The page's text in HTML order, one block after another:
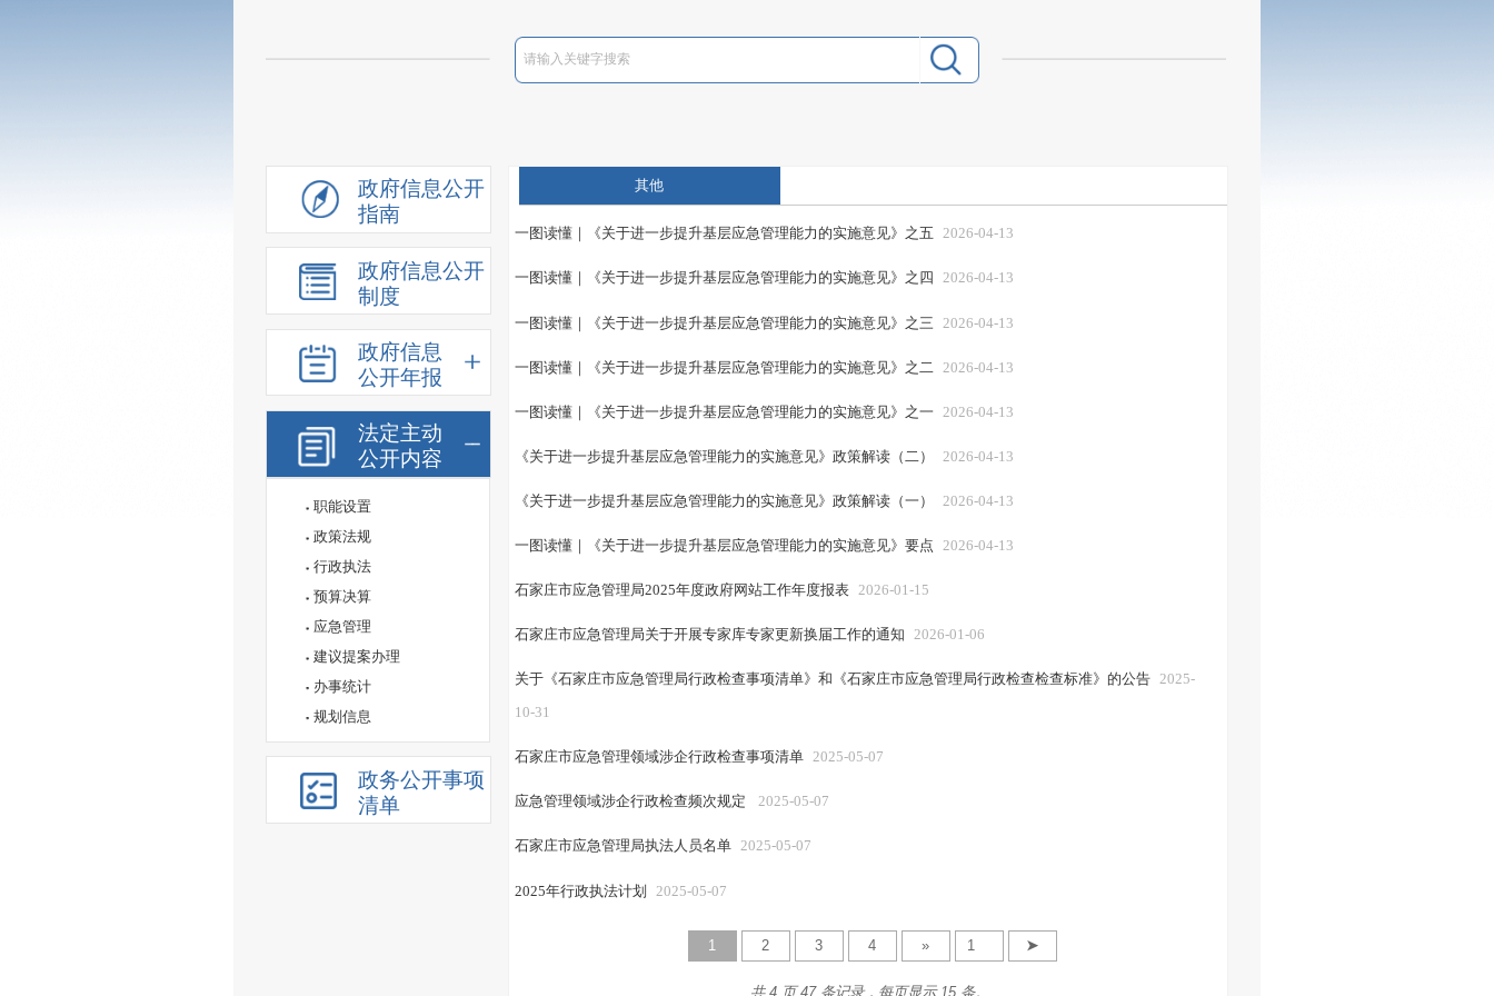
政府信息公开
指南
政府信息公开
制度
政府信息
公开年报
法定主动
公开内容
职能设置
政策法规
行政执法
预算决算
应急管理
建议提案办理
办事统计
规划信息
政务公开事项
清单
其他
一图读懂｜《关于进一步提升基层应急管理能力的实施意见》之五 2026-04-13
一图读懂｜《关于进一步提升基层应急管理能力的实施意见》之四 2026-04-13
一图读懂｜《关于进一步提升基层应急管理能力的实施意见》之三 2026-04-13
一图读懂｜《关于进一步提升基层应急管理能力的实施意见》之二 2026-04-13
一图读懂｜《关于进一步提升基层应急管理能力的实施意见》之一 2026-04-13
《关于进一步提升基层应急管理能力的实施意见》政策解读（二） 2026-04-13
《关于进一步提升基层应急管理能力的实施意见》政策解读（一） 2026-04-13
一图读懂｜《关于进一步提升基层应急管理能力的实施意见》要点 2026-04-13
石家庄市应急管理局2025年度政府网站工作年度报表 2026-01-15
石家庄市应急管理局关于开展专家库专家更新换届工作的通知 2026-01-06
关于《石家庄市应急管理局行政检查事项清单》和《石家庄市应急管理局行政检查检查标准》的公告 2025-
10-31
石家庄市应急管理领域涉企行政检查事项清单 2025-05-07
应急管理领域涉企行政检查频次规定 2025-05-07
石家庄市应急管理局执法人员名单 2025-05-07
2025年行政执法计划 2025-05-07
1 2 3 4 » ➤
共 4 页 47 条记录，每页显示 15 条。